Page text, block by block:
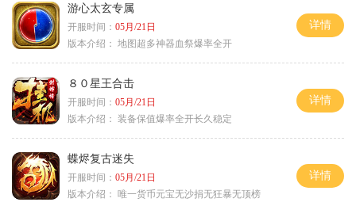
游心太玄专属
开服时间： 05月/21日
版本介绍： 地图超多神器血祭爆率全开
详情
８０星王合击
开服时间： 05月/21日
版本介绍： 装备保值爆率全开长久稳定
详情
蝶烬复古迷失
开服时间： 05月/21日
版本介绍： 唯一货币元宝无沙捐无狂暴无顶榜
详情